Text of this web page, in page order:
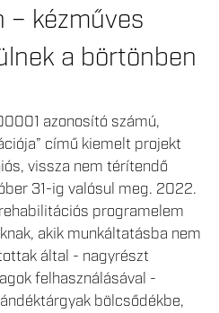
– kézműves
a börtönben
azonosító számú,
című kiemelt projekt
vissza nem térítendő
31-ig valósul meg. 2022.
programelem
akik munkáltatásba nem
által - nagyrészt
felhasználásával -
bölcsődékbe,